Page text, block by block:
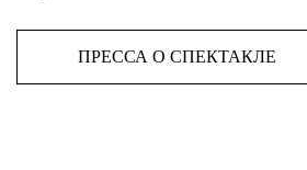
ПРЕССА О СПЕКТАКЛЕ